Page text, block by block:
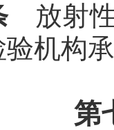
放射
机构